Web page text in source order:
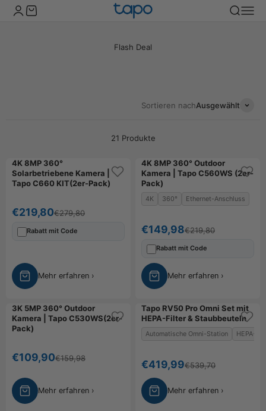
Zum Inhalt springen Suche
TP-Link Tapo Deutschland
Kundenkontoseite öffnen
Warenkorb öffnen
Flash Deal
Sortieren nachAusgewählt
21 Produkte
4K 8MP 360°
Solarbetriebene Kamera |
Tapo C660 KIT(2er-Pack)
Angebot
€219,80Regulärer Preis
€279,80
Rabatt mit Code
Mehr erfahren ›
4K 8MP 360° Outdoor
Kamera | Tapo C560WS (2er-
Pack)
4K 360° Ethernet-Anschluss
Angebot
€149,98Regulärer Preis
€219,80
Rabatt mit Code
Mehr erfahren ›
3K 5MP 360° Outdoor
Kamera | Tapo C530WS(2er-
Pack)
Angebot
€109,90Regulärer Preis
€159,98
Mehr erfahren ›
Tapo RV50 Pro Omni Set mit
HEPA-Filter & Staubbeuteln
Automatische Omni-Station HEPA-
Angebot
€419,99Regulärer Preis
€539,70
Mehr erfahren ›